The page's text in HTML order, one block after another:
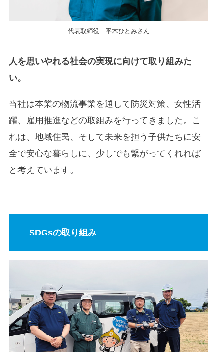
代表取締役 平木ひとみさん
人を思いやれる社会の実現に向けて取り組みた
い。
当社は本業の物流事業を通して防災対策、女性活
躍、雇用推進などの取組みを行ってきました。こ
れは、地域住民、そして未来を担う子供たちに安
全で安心な暮らしに、少しでも繋がってくれれば
と考えています。
SDGsの取り組み